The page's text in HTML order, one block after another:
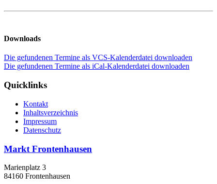
Downloads
Die gefundenen Termine als VCS-Kalenderdatei downloaden
Die gefundenen Termine als iCal-Kalenderdatei downloaden
Quicklinks
Kontakt
Inhaltsverzeichnis
Impressum
Datenschutz
Markt Frontenhausen
Marienplatz 3
84160 Frontenhausen